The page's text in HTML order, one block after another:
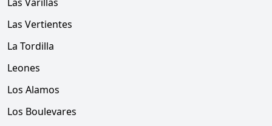
Las Vertientes
La Tordilla
Leones
Los Alamos
Los Boulevares